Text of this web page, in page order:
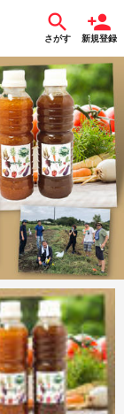
さがす 新規登録